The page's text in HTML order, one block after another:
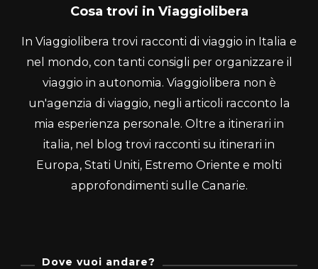
Cosa trovi in Viaggiolibera
In Viaggiolibera trovi racconti di viaggio in Italia e
nel mondo, con tanti consigli per organizzare il
viaggio in autonomia. Viaggiolibera non è
un'agenzia di viaggio, negli articoli racconto la
mia esperienza personale. Oltre a itinerari in
italia, nel blog trovi racconti su itinerari in
Europa, Stati Uniti, Estremo Oriente e molti
approfondimenti sulle Canarie.
Dove vuoi andare?